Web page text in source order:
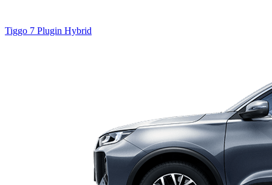
Tiggo 7 Plugin Hybrid